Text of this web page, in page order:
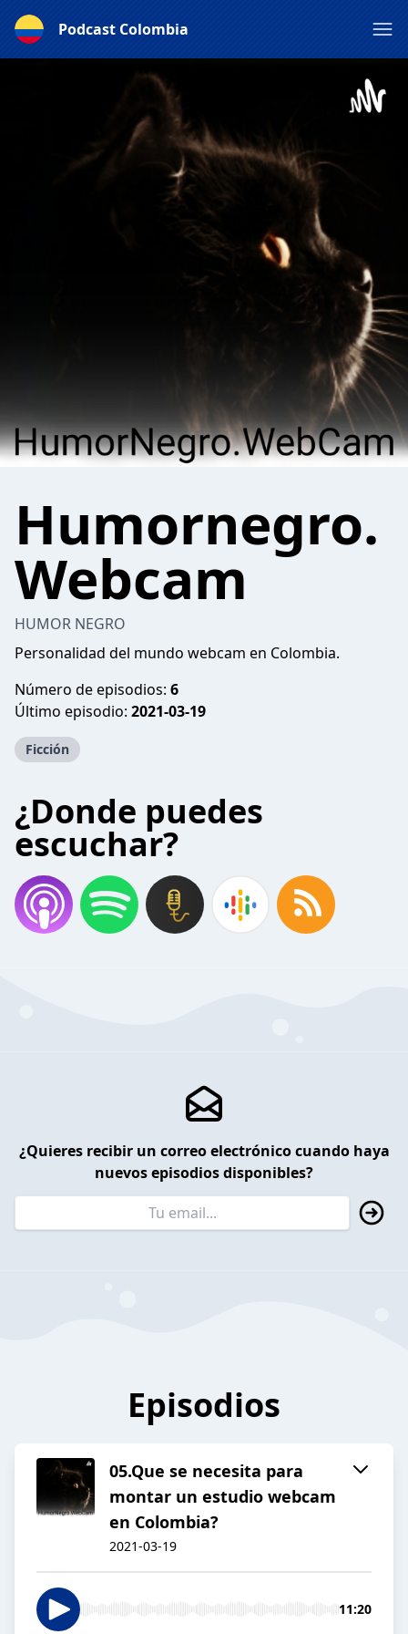
Podcast Colombia
Humornegro.
Webcam
HUMOR NEGRO
Personalidad del mundo webcam en Colombia.
Número de episodios: 6
Último episodio: 2021-03-19
Ficción
¿Donde puedes
escuchar?
¿Quieres recibir un correo electrónico cuando haya
nuevos episodios disponibles?
Episodios
05.Que se necesita para
montar un estudio webcam
en Colombia?
2021-03-19
11:20